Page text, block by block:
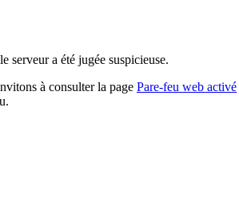
serveur a été jugée suspicieuse.
à consulter la page Pare-feu web activé